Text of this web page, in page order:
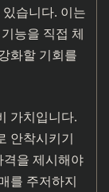
습니다. 이는
능을 직접 체
화할 기회를
가치입니다.
안착시키기
을 제시해야
를 주저하지